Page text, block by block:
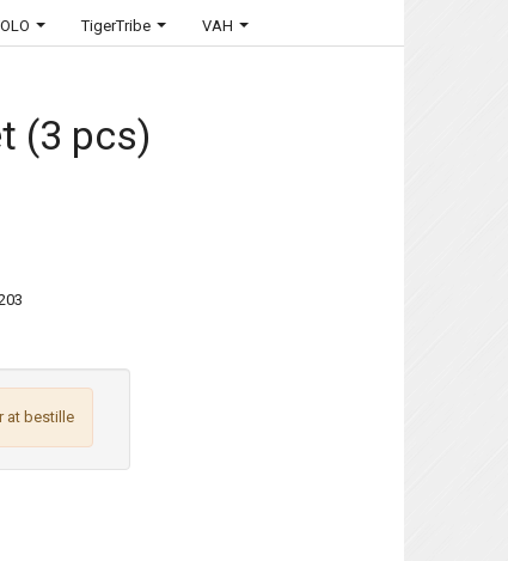
TigerTribe VAH
(3 pcs)
at bestille